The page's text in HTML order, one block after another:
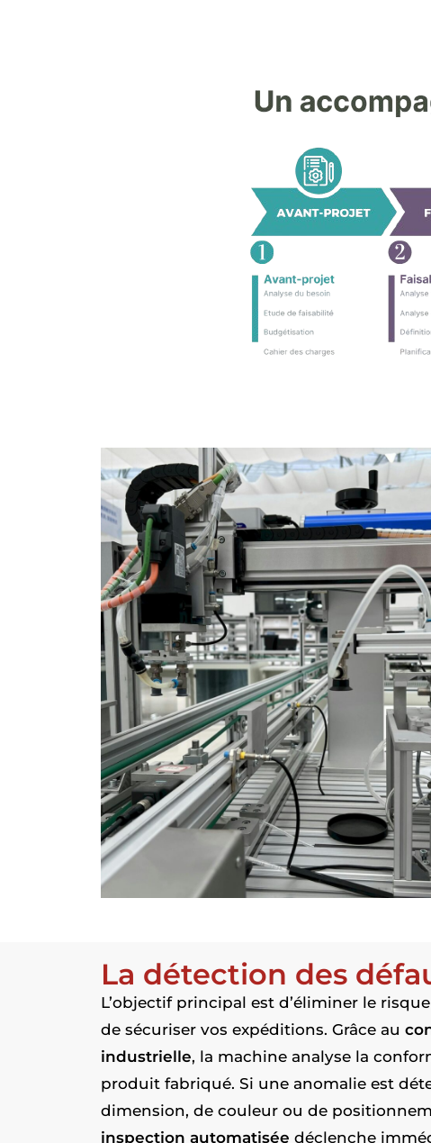
La détection des
L’objectif principal est d’éliminer le
de sécuriser vos expéditions. Grâce au
industrielle, la machine analyse la
produit fabriqué. Si une anomalie est
dimension, de couleur ou de
inspection automatisée déclenche